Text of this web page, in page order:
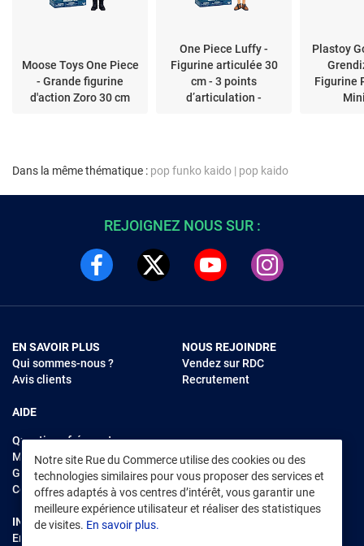
Moose Toys One Piece
- Grande figurine
d'action Zoro 30 cm
One Piece Luffy -
Figurine articulée 30
cm - 3 points
d’articulation -
Plastoy
Figurine
Dans la même thématique : pop funko kaido | pop kaido
Notre site Rue du Commerce utilise des cookies ou des
technologies similaires pour vous proposer des services et
offres adaptés à vos centres d’intérêt, vous garantir une
meilleure expérience utilisateur et réaliser des statistiques
de visites. En savoir plus.
REJOIGNEZ NOUS SUR :
EN SAVOIR PLUS
Qui sommes-nous ?
Avis clients
AIDE
Questions fréquentes
Modes de règlements
Garantie et retours
Contacter Rue du Commerce
NOUS REJOINDRE
Vendez sur RDC
Recrutement
INFORMATIONS LÉGALES
Environnement